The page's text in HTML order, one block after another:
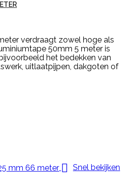
verdraagt zowel hoge als
50mm 5 meter is
het bedekken van
uitlaatpijpen, dakgoten of

Snel bekijken